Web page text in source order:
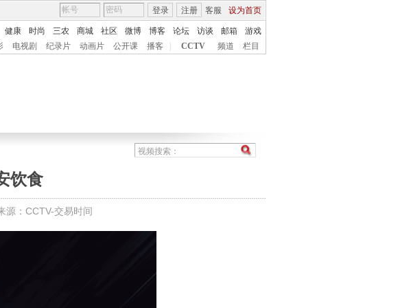
客服 设为首页
登录 注册
健康 时尚 三农 商城 社区 微博 博客 论坛 访谈 邮箱
游戏
电视剧 纪录片 动画片 公开课 播客 CCTV 频道 栏目
饮食
源：CCTV-交易时间